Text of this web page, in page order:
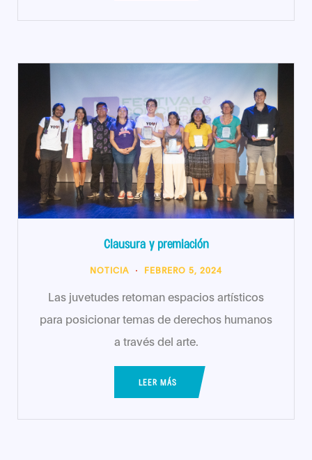
Clausura y premiación
NOTICIA FEBRERO 5, 2024
Las juvetudes retoman espacios artísticos
para posicionar temas de derechos humanos
a través del arte.
LEER MÁS